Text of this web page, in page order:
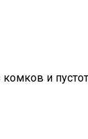
и